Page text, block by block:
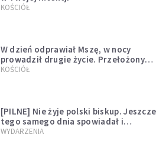
KOŚCIÓŁ
W dzień odprawiał Mszę, w nocy
prowadził drugie życie. Przełożony
kazał mu opuścić zakon
KOŚCIÓŁ
[PILNE] Nie żyje polski biskup. Jeszcze
tego samego dnia spowiadał i
sprawował Mszę świętą
WYDARZENIA